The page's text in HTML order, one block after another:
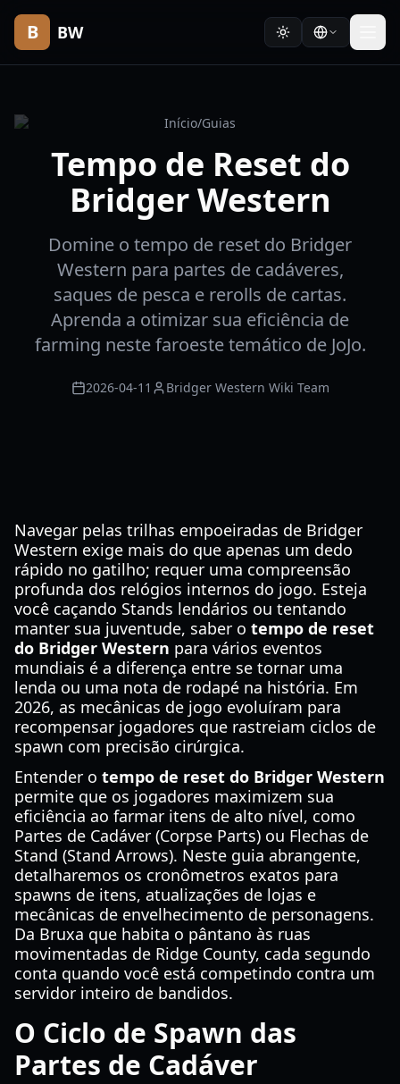
B BW
Início/Guias
Tempo de Reset do
Bridger Western
Domine o tempo de reset do Bridger
Western para partes de cadáveres,
saques de pesca e rerolls de cartas.
Aprenda a otimizar sua eficiência de
farming neste faroeste temático de JoJo.
2026-04-11 Bridger Western Wiki Team
Navegar pelas trilhas empoeiradas de Bridger
Western exige mais do que apenas um dedo
rápido no gatilho; requer uma compreensão
profunda dos relógios internos do jogo. Esteja
você caçando Stands lendários ou tentando
manter sua juventude, saber o tempo de reset
do Bridger Western para vários eventos
mundiais é a diferença entre se tornar uma
lenda ou uma nota de rodapé na história. Em
2026, as mecânicas de jogo evoluíram para
recompensar jogadores que rastreiam ciclos de
spawn com precisão cirúrgica.
Entender o tempo de reset do Bridger Western
permite que os jogadores maximizem sua
eficiência ao farmar itens de alto nível, como
Partes de Cadáver (Corpse Parts) ou Flechas de
Stand (Stand Arrows). Neste guia abrangente,
detalharemos os cronômetros exatos para
spawns de itens, atualizações de lojas e
mecânicas de envelhecimento de personagens.
Da Bruxa que habita o pântano às ruas
movimentadas de Ridge County, cada segundo
conta quando você está competindo contra um
servidor inteiro de bandidos.
O Ciclo de Spawn das
Partes de Cadáver